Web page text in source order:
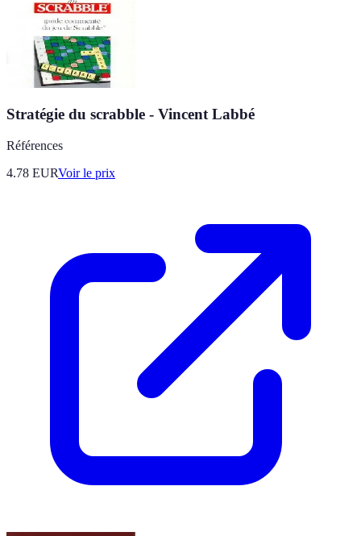
Stratégie du scrabble - Vincent Labbé
Références
4.78 EURVoir le prix